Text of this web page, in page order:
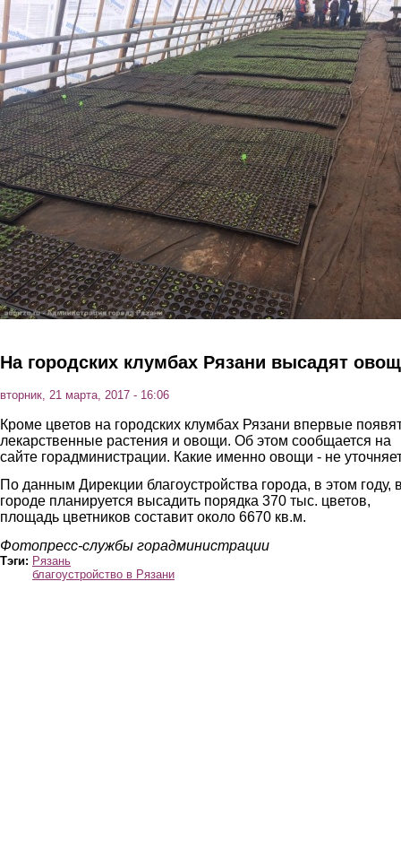
Перейти к основному содержанию
На городских клумбах Рязани высадят
вторник, 21 марта, 2017 - 16:06
Кроме цветов на городских клумбах Рязани впервые
лекарственные растения и овощи. Об этом сообщается на
сайте горадминистрации. Какие именно овощи - не
По данным Дирекции благоустройства города, в этом году,
городе планируется высадить порядка 370 тыс. цветов,
площадь цветников составит около 6670 кв.м.
Фотопресс-службы горадминистрации
Тэги: Рязань
благоустройство в Рязани